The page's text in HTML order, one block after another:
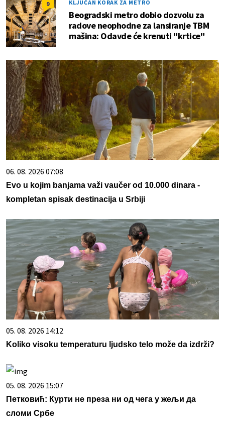
9 KLJUČAN KORAK ZA METRO
Beogradski metro dobio dozvolu za
radove neophodne za lansiranje TBM
mašina: Odavde će krenuti "krtice"
06. 08. 2026 07:08
Evo u kojim banjama važi vaučer od 10.000 dinara -
kompletan spisak destinacija u Srbiji
05. 08. 2026 14:12
Koliko visoku temperaturu ljudsko telo može da izdrži?
05. 08. 2026 15:07
Петковић: Курти не преза ни од чега у жељи да
сломи Србе